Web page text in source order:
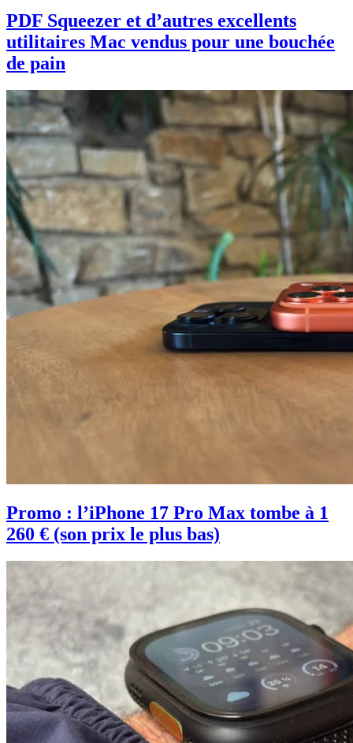
PDF Squeezer et d’autres excellents
utilitaires Mac vendus pour une bouchée
de pain
Promo : l’iPhone 17 Pro Max tombe à 1
260 € (son prix le plus bas)